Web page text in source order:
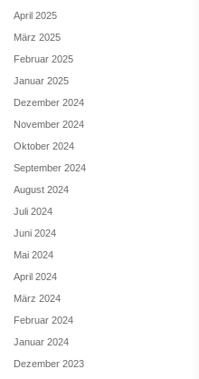
April 2025
März 2025
Februar 2025
Januar 2025
Dezember 2024
November 2024
Oktober 2024
September 2024
August 2024
Juli 2024
Juni 2024
Mai 2024
April 2024
März 2024
Februar 2024
Januar 2024
Dezember 2023